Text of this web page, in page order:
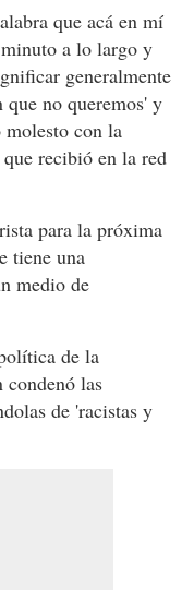
que acá en mí
a lo largo y
generalmente
que no queremos' y
con la
que recibió en la red
para la próxima
tiene una
medio de
de la
las
de 'racistas y